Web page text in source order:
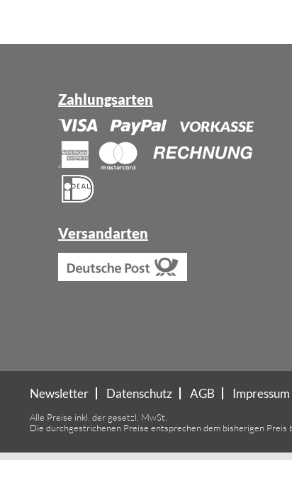
Zahlungsarten
Versandarten
Newsletter Datenschutz AGB Impressum
Alle Preise inkl. der gesetzl. MwSt.
Die durchgestrichenen Preise entsprechen dem bisherigen Preis